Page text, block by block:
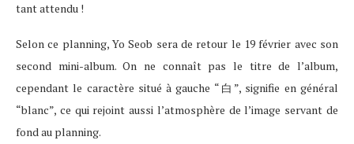
tant attendu !
Selon ce planning, Yo Seob sera de retour le 19 février avec son
second mini-album. On ne connaît pas le titre de l’album,
cependant le caractère situé à gauche “白”, signifie en général
“blanc”, ce qui rejoint aussi l’atmosphère de l’image servant de
fond au planning.